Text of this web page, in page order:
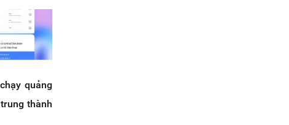
quảng
thành